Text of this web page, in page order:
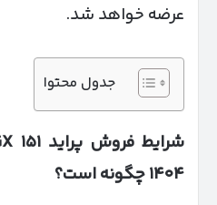
عرضه خواهد شد.
جدول محتوا
شرایط فروش پراید۱۵۱
۱۴۰۴چگونه است؟